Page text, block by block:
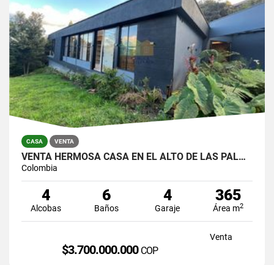
CASA VENTA
VENTA HERMOSA CASA EN EL ALTO DE LAS PALMAS, EL POBLADO
Colombia
4
Alcobas
6
Baños
4
Garaje
365
Área m2
Venta
$3.700.000.000 COP